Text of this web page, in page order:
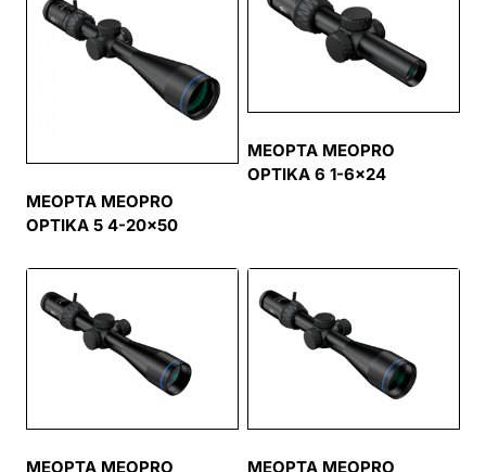
MEOPTA MEOPRO
OPTIKA 5 4-20×50
MEOPTA MEOPRO
OPTIKA 6 1-6×24
MEOPTA MEOPRO
MEOPTA MEOPRO